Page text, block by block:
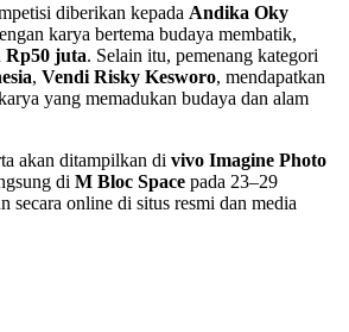
diberikan kepada Andika Oky
karya bertema budaya membatik,
Rp50 juta. Selain itu, pemenang kategori
, Vendi Risky Kesworo, mendapatkan
yang memadukan budaya dan alam
akan ditampilkan di vivo Imagine Photo
di M Bloc Space pada 23–29
secara online di situs resmi dan media